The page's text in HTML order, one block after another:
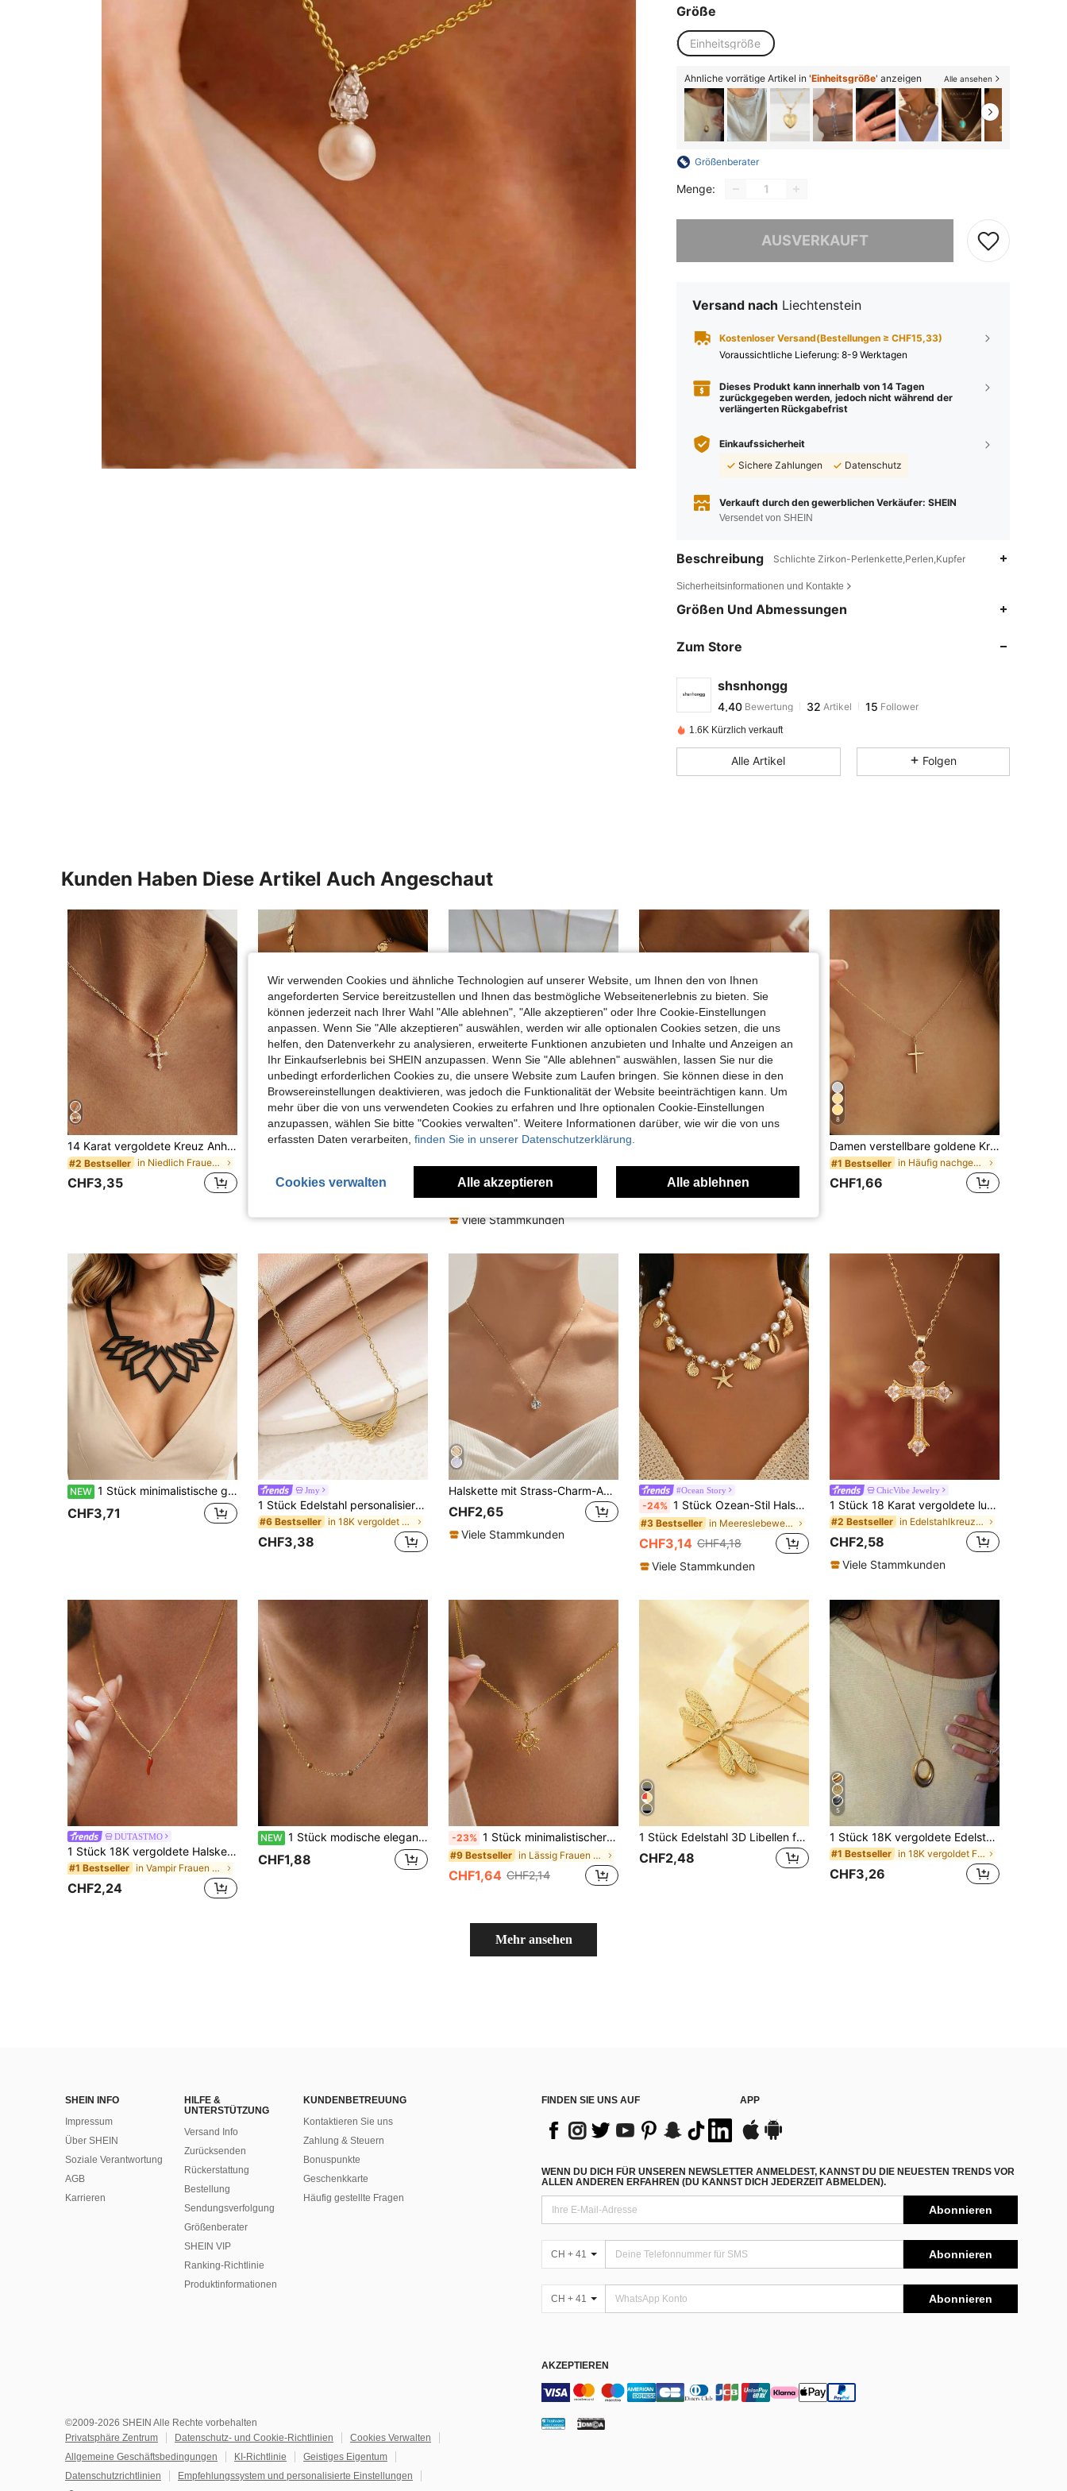
Größe
Einheitsgröße
Ähnliche vorrätige Artikel in 'Einheitsgröße' anzeigen Alle ansehen
Größenberater
Menge:
AUSVERKAUFT
Sorry, dieses Produkt ist ausverkauft.
Versand nach Liechtenstein
Kostenloser Versand(Bestellungen ≥ CHF15,33)
Voraussichtliche Lieferung: 8-9 Werktagen
Dieses Produkt kann innerhalb von 14 Tagen
zurückgegeben werden, jedoch nicht während der
verlängerten Rückgabefrist
Einkaufssicherheit
Sichere Zahlungen
Datenschutz
Verkauft durch den gewerblichen Verkäufer: SHEIN
Versendet von SHEIN
Beschreibung Schlichte Zirkon-Perlenkette,Perlen,Kupfer
Sicherheitsinformationen und Kontakte
Größen Und Abmessungen
Zum Store
shsnhongg
4,40
4,40
Bewertung
t***1istVor 1 Taggefolgt
4,40
1.6K Kürzlich verkauft
Alle Artikel Folgen
Kunden Haben Diese Artikel Auch Angeschaut
14 Karat vergoldete Kreuz Anhänger Halskette, zarte goldene Kreuz Halskette, kleiner Kreuz Anhänger Halskette, minimalistischer süßer Choker, Goldschmuck
#2 Bestseller in Niedlich Frauen Halsketten
CHF3,35
S.H.E Jewelry
CHF3,68
#Chilliges Date Night
#10 Bestseller
CHF3,73
Viele Stammkunden
CHF2,73
8
Damen verstellbare goldene Kreuz-Halskette, minimalistischer religiöser Schmuck, geeignet für den täglichen oder Outdoor-Gebrauch, christliches Geschenk für Frauen
#1 Bestseller in Häufig nachgekauft Frauen Halsketten
CHF1,66
NEW 1 Stück minimalistische geometrische Cut Out Rauten-Halskette, Vintage, für den täglichen Arbeitsweg, lässige Mode, doppellagige PU-Leder-Halskette
CHF3,71
Jmy
1 Stück Edelstahl personalisierte Engelsflügel Anhänger Halskette, 18 Karat vergoldeter Schmuck für Frauen
#6 Bestseller in 18K vergoldet Frauen Anhänger Halsketten
CHF3,38
Halskette mit Strass-Charm-Anhänger für den Alltag
CHF2,65
Viele Stammkunden
#Ocean Story
-24% 1 Stück Ozean-Stil Halskette mit Kunstperlen Anhänger, modische Damen Halskette geeignet für den täglichen Gebrauch, Strandurlaub und Fotoshootings
#3 Bestseller in Meereslebewesen Frauen Halsketten
CHF3,14 CHF4,18
Viele Stammkunden
ChicVibe Jewelry
1 Stück 18 Karat vergoldete luxuriöse Halskette mit Kreuz-Design und 5 großen Strass-Steinen, geeignet für Partys, den Alltag, als Geschenk für den Partner
#2 Bestseller in Edelstahlkreuz Halsketten
CHF2,58
Viele Stammkunden
DUTASTMO
1 Stück 18K vergoldete Halskette für Frauen, Edelstahl Perlen Kette mit rotem Chilischoten Anhänger, geeignet für den täglichen Gebrauch und als Hochzeitsgeschenk
#1 Bestseller in Vampir Frauen Halsketten
CHF2,24
NEW 1 Stück modische elegante Damen-Perlenkette, sexy glänzendes Taillenzubehör für Strandparty und Nachtclub
CHF1,88
-23% 1 Stück minimalistischer Edelstahl Sonnen-Anhänger Halskette, goldener Spiralen-Anhänger Halskette, Schmuckgeschenk für Frauen, Sommerurlaub
#9 Bestseller in Lässig Frauen Anhänger Halsketten
CHF1,64 CHF2,14
1 Stück Edelstahl 3D Libellen förmige Halskette
CHF2,48
5
1 Stück 18K vergoldete Edelstahl geometrische ovale Anhänger Halskette, minimalistische Vintage Luxus Halskette, geeignet für den täglichen Gebrauch
#1 Bestseller in 18K vergoldet Frauen Anhänger Halsketten
CHF3,26
Mehr ansehen
SHEIN INFO
Impressum
Über SHEIN
Soziale Verantwortung
AGB
Karrieren
HILFE &
UNTERSTÜTZUNG
Versand Info
Zurücksenden
Rückerstattung
Bestellung
Sendungsverfolgung
Größenberater
SHEIN VIP
Ranking-Richtlinie
​Produktinformationen
KUNDENBETREUUNG
Kontaktieren Sie uns
Zahlung & Steuern
Bonuspunkte
Geschenkkarte
Häufig gestellte Fragen
FINDEN SIE UNS AUF APP
WENN DU DICH FÜR UNSEREN NEWSLETTER ANMELDEST, KANNST DU DIE NEUESTEN TRENDS VOR
ALLEN ANDEREN ERFAHREN (DU KANNST DICH JEDERZEIT ABMELDEN).
Abonnieren
CH + 41 Abonnieren
CH + 41 Abonnieren
AKZEPTIEREN
©2009-2026 SHEIN Alle Rechte vorbehalten
Privatsphäre Zentrum
Datenschutz- und Cookie-Richtlinien
Cookies Verwalten
Allgemeine Geschäftsbedingungen
KI-Richtlinie
Geistiges Eigentum
Datenschutzrichtlinien
Empfehlungssystem und personalisierte Einstellungen
Wir verwenden Cookies und ähnliche Technologien auf unserer Website, um Ihnen den von Ihnen
angeforderten Service bereitzustellen und Ihnen das bestmögliche Webseitenerlebnis zu bieten. Sie
können jederzeit nach Ihrer Wahl "Alle ablehnen", "Alle akzeptieren" oder Ihre Cookie-Einstellungen
anpassen. Wenn Sie "Alle akzeptieren" auswählen, werden wir alle optionalen Cookies setzen, die uns
helfen, den Datenverkehr zu analysieren, erweiterte Funktionen anzubieten und Inhalte und Anzeigen an
Ihr Einkaufserlebnis bei SHEIN anzupassen. Wenn Sie "Alle ablehnen" auswählen, lassen Sie nur die
unbedingt erforderlichen Cookies zu, die unsere Website zum Laufen bringen. Sie können diese in den
Browsereinstellungen deaktivieren, was jedoch die Funktionalität der Website beeinträchtigen kann. Um
mehr über die von uns verwendeten Cookies zu erfahren und Ihre optionalen Cookie-Einstellungen
anzupassen, wählen Sie bitte "Cookies verwalten". Weitere Informationen darüber, wie wir die von uns
erfassten Daten verarbeiten, finden Sie in unserer Datenschutzerklärung.
Cookies verwalten Alle akzeptieren Alle ablehnen